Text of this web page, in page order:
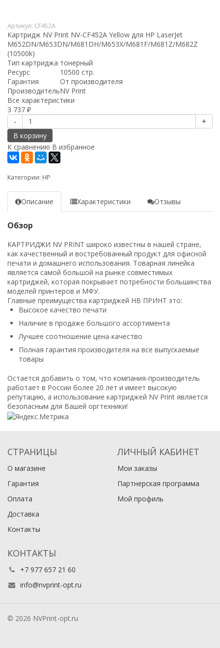
Артикул: CF452A
Картридж NV Print NV-CF452A Yellow для HP LaserJet
M652DN/M653DN/M681DH/M653X/M681F/M681Z/M682Z
(10500k)
Тип картриджа тонерный
Ресурс
10500 стр.
Гарантия
От производителя
ПроизводительNV Print
Все характеристики
3 737 ₽
-
+
В корзину
К сравнению В избранное
Категории: HP
Описание Характеристики Отзывы
Обзор
КАРТРИДЖИ NV PRINT широко известны в нашей стране,
как качественный и востребованный продукт для офисной
печати и домашнего использования. Товарная линейка
является самой большой на рынке совместимых
картриджей, которая покрывает потребности большинства
моделей принтеров и МФУ.
Главные преимущества картриджей НВ ПРИНТ это:
Высокое качество печати
Наличие в продаже большого ассортимента
Лучшее соотношение цена-качество
Полная гарантия производителя на все выпускаемые
товары
Остается добавить о том, что компания-производитель
работает в России более 20 лет и имеет высокую
репутацию, а использование картриджей NV Print является
безопасным для Вашей оргтехники!
СТРАНИЦЫ
О магазине
Гарантия
Оплата
Доставка
Контакты
ЛИЧНЫЙ КАБИНЕТ
Мои заказы
Партнерская программа
Мой профиль
КОНТАКТЫ
+7 977 657 21 60
info@nvprint-opt.ru
© 2026 NVPrint-opt.ru